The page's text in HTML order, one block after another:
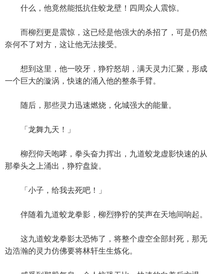
什么，他竟然能抵抗住蛟龙壁！四周众人震惊。
而柳烈更是震惊，这已经是他强大的杀招了，可是仍然
奈何不了对方，这让他无法接受。
想到这里，他一咬牙，狰狞怒胡，满天灵力汇聚，形成
一个巨大的漩涡，快速的涌入他的整条手臂。
随后，那些灵力迅速燃烧，化城强大的能量。
「龙舞九天！」
柳烈仰天咆哮，拳头奋力挥出，九道蛟龙虚影快速的从
那拳头之上涌出，狰狞盘旋。
「小子，给我去死吧！」
伴随着九道蛟龙拳影，柳烈狰狞的笑声在天地间响起。
这九道蛟龙拳影太恐怖了，将整个虚空全部封死，那无
边浩瀚的灵力仿佛要将林轩生生炼化。